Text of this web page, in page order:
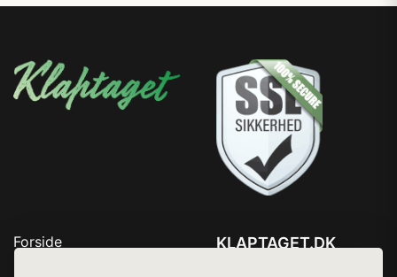
Forside
KLAPTAGET.DK